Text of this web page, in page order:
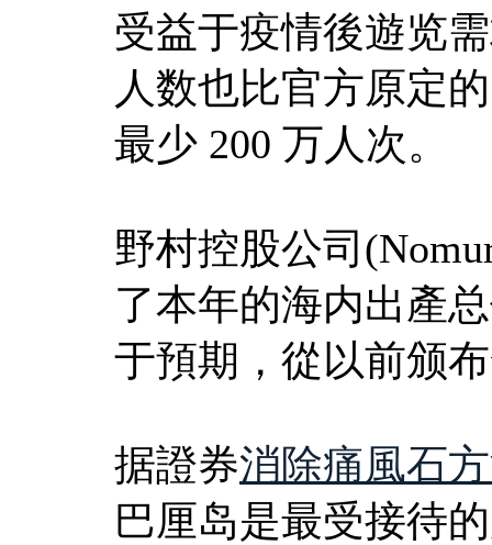
受益于疫情後遊览
人数也比官方原定
最少 200 万人次。
野村控股公司
了本年的海内出產
于預期，從以前颁
据證券消除痛風石
巴厘岛是最受接待